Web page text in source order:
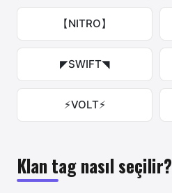
【NITRO】
◤SWIFT◥
⚡VOLT⚡
Klan tag nasıl seçilir?